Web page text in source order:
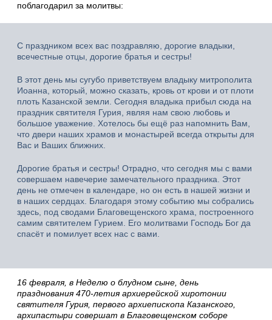
поблагодарил за молитвы:
С праздником всех вас поздравляю, дорогие владыки,
всечестные отцы, дорогие братья и сестры!
В этот день мы сугубо приветствуем владыку митрополита
Иоанна, который, можно сказать, кровь от крови и от плоти
плоть Казанской земли. Сегодня владыка прибыл сюда на
праздник святителя Гурия, являя нам свою любовь и
большое уважение. Хотелось бы ещё раз напомнить Вам,
что двери наших храмов и монастырей всегда открыты для
Вас и Ваших ближних.
Дорогие братья и сестры! Отрадно, что сегодня мы с вами
совершаем навечерие замечательного праздника. Этот
день не отмечен в календаре, но он есть в нашей жизни и
в наших сердцах. Благодаря этому событию мы собрались
здесь, под сводами Благовещенского храма, построенного
самим святителем Гурием. Его молитвами Господь Бог да
спасёт и помилует всех нас с вами.
16 февраля, в Неделю о блудном сыне, день
празднования 470-летия архиерейской хиротонии
святителя Гурия, первого архиепископа Казанского,
архипастыри совершат в Благовещенском соборе